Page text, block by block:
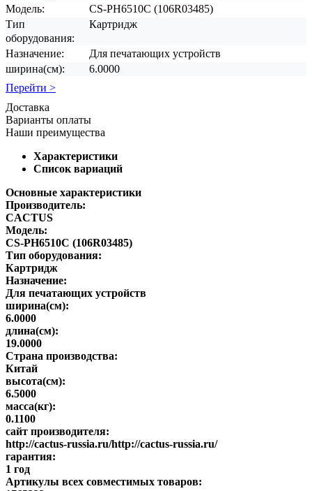
Модель:
CS-PH6510C (106R03485)
Тип
оборудования:
Картридж
Назначение:
Для печатающих устройств
ширина(см):
6.0000
Перейти >
Доставка
Варианты оплаты
Наши преимущества
Характеристики
Список вариаций
Основные характеристики
Производитель:
CACTUS
Модель:
CS-PH6510C (106R03485)
Тип оборудования:
Картридж
Назначение:
Для печатающих устройств
ширина(см):
6.0000
длина(см):
19.0000
Страна производства:
Китай
высота(см):
6.5000
масса(кг):
0.1100
сайт производителя:
http://cactus-russia.ru/http://cactus-russia.ru/
гарантия:
1 год
Артикулы всех совместимых товаров: